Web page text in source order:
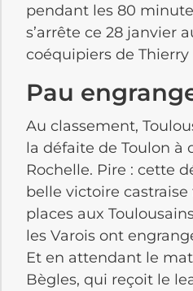
pendant les 80
s’arrête ce 28 janvier
coéquipiers de
Pau
Au classement,
la défaite de Toulon à
Rochelle. Pire : cette
belle victoire
places aux
les Varois ont
Et en attendant le
Bègles, qui reçoit le